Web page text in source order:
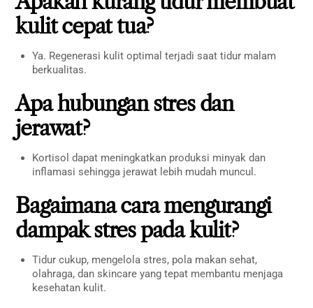
kulit cepat tua?
Ya. Regenerasi kulit optimal terjadi saat tidur malam
berkualitas.
Apa hubungan stres dan
jerawat?
Kortisol dapat meningkatkan produksi minyak dan
inflamasi sehingga jerawat lebih mudah muncul.
Bagaimana cara mengurangi
dampak stres pada kulit?
Tidur cukup, mengelola stres, pola makan sehat,
olahraga, dan skincare yang tepat membantu menjaga
kesehatan kulit.